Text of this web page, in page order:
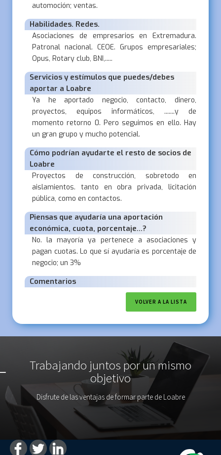
automoción; ventas.
Habilidades. Redes.
Asociaciones de empresarios en Extremadura.
Patronal nacional. CEOE. Grupos empresariales;
Opus, Rotary club, BNI,.....
Servicios y estímulos que puedes/debes
aportar a Loabre
Ya he aportado negocio, contacto, dinero,
proyectos, equipos informáticos, .......y de
momento retorno 0. Pero seguimos en ello. Hay
un gran grupo y mucho potencial.
Cómo podrían ayudarte el resto de socios de
Loabre
Proyectos de construcción, sobretodo en
aislamientos. tanto en obra privada, licitación
pública, como en contactos.
Piensas que ayudaría una aportación
económica, cuota, porcentaje...?
No. la mayoría ya pertenece a asociaciones y
pagan cuotas. Lo que sí ayudaría es porcentaje de
negocio; un 3%
Comentarios
VOLVER A LA LISTA
Trabajando juntos por un mismo
objetivo
Disfrute de las ventajas de formar parte de Loabre